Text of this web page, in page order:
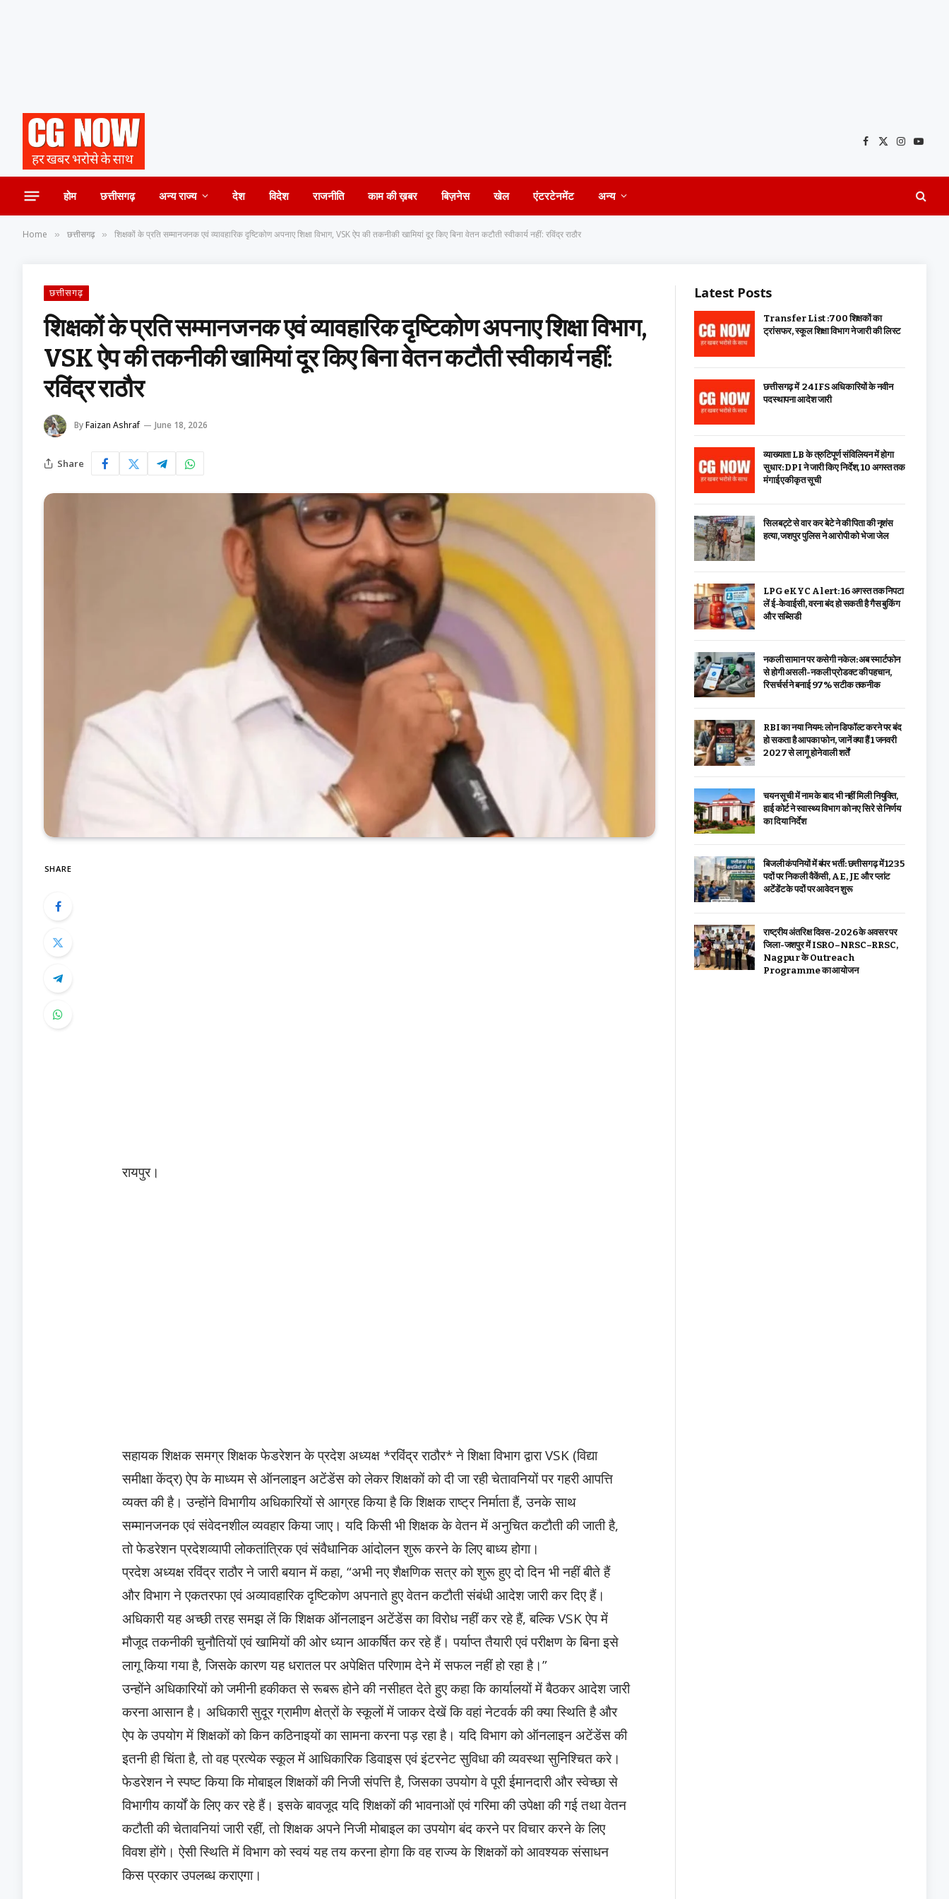
Facebook
X
Instagram
होम छत्तीसगढ़ अन्य राज्य देश विदेश राजनीति काम की ख़बर बिज़नेस खेल एंटरटेनमेंट अन्य
Home » छत्तीसगढ़ » शिक्षकों के प्रति सम्मानजनक एवं व्यावहारिक दृष्टिकोण अपनाए शिक्षा विभाग, VSK ऐप की तकनीकी खामियां दूर किए बिना वेतन कटौती स्वीकार्य नहीं: रविंद्र राठौर
छत्तीसगढ़
शिक्षकों के प्रति सम्मानजनक एवं व्यावहारिक दृष्टिकोण अपनाए शिक्षा विभाग,
VSK ऐप की तकनीकी खामियां दूर किए बिना वेतन कटौती स्वीकार्य नहीं:
रविंद्र राठौर
ByFaizan Ashraf June 18, 2026
Share
SHARE
रायपुर।
सहायक शिक्षक समग्र शिक्षक फेडरेशन के प्रदेश अध्यक्ष *रविंद्र राठौर* ने शिक्षा विभाग द्वारा VSK (विद्या
समीक्षा केंद्र) ऐप के माध्यम से ऑनलाइन अटेंडेंस को लेकर शिक्षकों को दी जा रही चेतावनियों पर गहरी आपत्ति
व्यक्त की है। उन्होंने विभागीय अधिकारियों से आग्रह किया है कि शिक्षक राष्ट्र निर्माता हैं, उनके साथ
सम्मानजनक एवं संवेदनशील व्यवहार किया जाए। यदि किसी भी शिक्षक के वेतन में अनुचित कटौती की जाती है,
तो फेडरेशन प्रदेशव्यापी लोकतांत्रिक एवं संवैधानिक आंदोलन शुरू करने के लिए बाध्य होगा।
प्रदेश अध्यक्ष रविंद्र राठौर ने जारी बयान में कहा, “अभी नए शैक्षणिक सत्र को शुरू हुए दो दिन भी नहीं बीते हैं
और विभाग ने एकतरफा एवं अव्यावहारिक दृष्टिकोण अपनाते हुए वेतन कटौती संबंधी आदेश जारी कर दिए हैं।
अधिकारी यह अच्छी तरह समझ लें कि शिक्षक ऑनलाइन अटेंडेंस का विरोध नहीं कर रहे हैं, बल्कि VSK ऐप में
मौजूद तकनीकी चुनौतियों एवं खामियों की ओर ध्यान आकर्षित कर रहे हैं। पर्याप्त तैयारी एवं परीक्षण के बिना इसे
लागू किया गया है, जिसके कारण यह धरातल पर अपेक्षित परिणाम देने में सफल नहीं हो रहा है।”
उन्होंने अधिकारियों को जमीनी हकीकत से रूबरू होने की नसीहत देते हुए कहा कि कार्यालयों में बैठकर आदेश जारी
करना आसान है। अधिकारी सुदूर ग्रामीण क्षेत्रों के स्कूलों में जाकर देखें कि वहां नेटवर्क की क्या स्थिति है और
ऐप के उपयोग में शिक्षकों को किन कठिनाइयों का सामना करना पड़ रहा है। यदि विभाग को ऑनलाइन अटेंडेंस की
इतनी ही चिंता है, तो वह प्रत्येक स्कूल में आधिकारिक डिवाइस एवं इंटरनेट सुविधा की व्यवस्था सुनिश्चित करे।
फेडरेशन ने स्पष्ट किया कि मोबाइल शिक्षकों की निजी संपत्ति है, जिसका उपयोग वे पूरी ईमानदारी और स्वेच्छा से
विभागीय कार्यों के लिए कर रहे हैं। इसके बावजूद यदि शिक्षकों की भावनाओं एवं गरिमा की उपेक्षा की गई तथा वेतन
कटौती की चेतावनियां जारी रहीं, तो शिक्षक अपने निजी मोबाइल का उपयोग बंद करने पर विचार करने के लिए
विवश होंगे। ऐसी स्थिति में विभाग को स्वयं यह तय करना होगा कि वह राज्य के शिक्षकों को आवश्यक संसाधन
किस प्रकार उपलब्ध कराएगा।
Latest Posts
Transfer List :700 शिक्षकों का
ट्रांसफर, स्कूल शिक्षा विभाग ने जारी की लिस्ट
छत्तीसगढ़ में 24 IFS अधिकारियों के नवीन
पदस्थापना आदेश जारी
व्याख्याता LB के त्रुटिपूर्ण संविलियन में होगा
सुधार: DPI ने जारी किए निर्देश, 10 अगस्त तक
मंगाई एकीकृत सूची
सिलबट्टे से वार कर बेटे ने की पिता की नृशंस
हत्या, जशपुर पुलिस ने आरोपी को भेजा जेल
LPG eKYC Alert: 16 अगस्त तक निपटा
लें ई-केवाईसी, वरना बंद हो सकती है गैस बुकिंग
और सब्सिडी
नकली सामान पर कसेगी नकेल: अब स्मार्टफोन
से होगी असली-नकली प्रोडक्ट की पहचान,
रिसर्चर्स ने बनाई 97% सटीक तकनीक
RBI का नया नियम: लोन डिफॉल्ट करने पर बंद
हो सकता है आपका फोन, जानें क्या हैं 1 जनवरी
2027 से लागू होने वाली शर्तें
चयन सूची में नाम के बाद भी नहीं मिली नियुक्ति,
हाई कोर्ट ने स्वास्थ्य विभाग को नए सिरे से निर्णय
का दिया निर्देश
बिजली कंपनियों में बंपर भर्ती: छत्तीसगढ़ में 1235
पदों पर निकली वैकेंसी, AE, JE और प्लांट
अटेंडेंट के पदों पर आवेदन शुरू
राष्ट्रीय अंतरिक्ष दिवस-2026 के अवसर पर
जिला-जशपुर में ISRO–NRSC–RRSC,
Nagpur के Outreach
Programme का आयोजन